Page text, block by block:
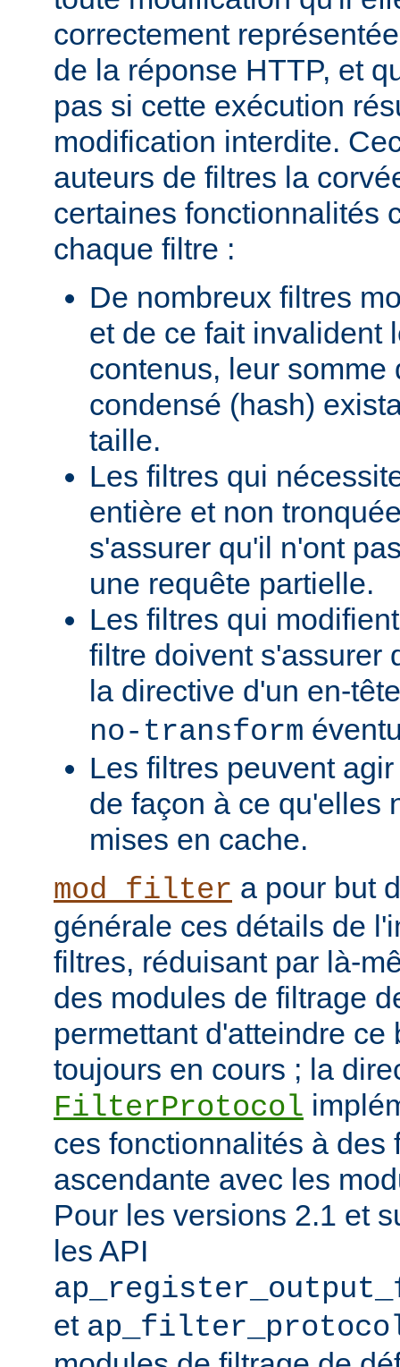
correctement
de la réponse HTTP, et
pas si cette exécution
modification interdite.
auteurs de filtres la
certaines fonctionnalités
chaque filtre :
De nombreux filtres
et de ce fait invalident
contenus, leur somme
condensé (hash)
taille.
Les filtres qui
entière et non
s'assurer qu'il n'ont
une requête partielle.
Les filtres qui
filtre doivent s'assurer
la directive d'un en-
no-transform
Les filtres peuvent
de façon à ce qu'elles
mises en cache.
mod_filter a pour but
générale ces détails de
filtres, réduisant par là-
des modules de filtrage
permettant d'atteindre ce
toujours en cours ; la
FilterProtocol
ces fonctionnalités à des
ascendante avec les
Pour les versions 2.1 et
les API
et